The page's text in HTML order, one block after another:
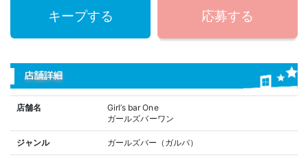
キープする 応募する
店舗詳細
店舗名
Girl’s bar One
ガールズバーワン
ジャンル ガールズバー（ガルバ）